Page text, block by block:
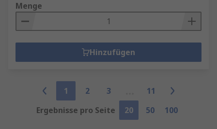
Menge
Hinzufügen
1 2 3
11
Ergebnisse pro Seite
20 50 100